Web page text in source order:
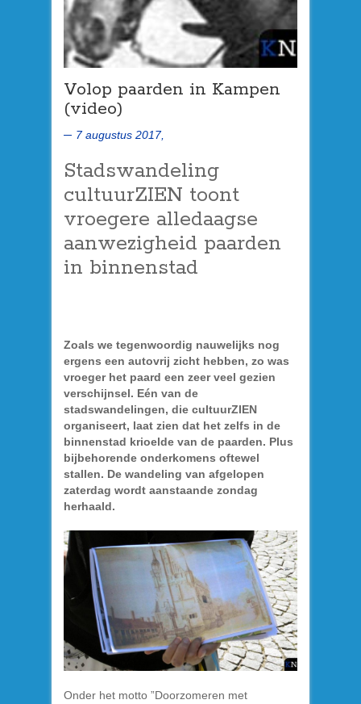
Volop paarden in Kampen
(video)
7 augustus 2017,
Stadswandeling
cultuurZIEN toont
vroegere alledaagse
aanwezigheid paarden
in binnenstad
Zoals we tegenwoordig nauwelijks nog
ergens een autovrij zicht hebben, zo was
vroeger het paard een zeer veel gezien
verschijnsel. Eén van de
stadswandelingen, die cultuurZIEN
organiseert, laat zien dat het zelfs in de
binnenstad krioelde van de paarden. Plus
bijbehorende onderkomens oftewel
stallen. De wandeling van afgelopen
zaterdag wordt aanstaande zondag
herhaald.
Onder het motto ”Doorzomeren met